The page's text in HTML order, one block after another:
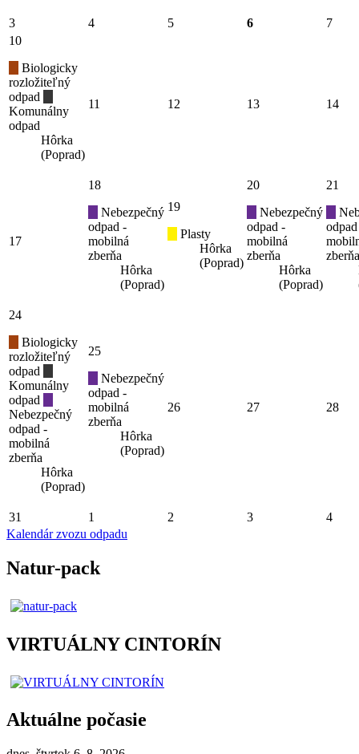
3 4 5 6
7
10
Biologicky
rozložiteľný
odpad
Komunálny
odpad
Hôrka
(Poprad)
11 12 13 14
17
18
Nebezpečný
odpad -
mobilná
zberňa
Hôrka
(Poprad)
19
Plasty
Hôrka
(Poprad)
20
Nebezpečný
odpad -
mobilná
zberňa
Hôrka
(Poprad)
21
zberňa
24
Biologicky
rozložiteľný
odpad
Komunálny
odpad
Nebezpečný
odpad -
mobilná
zberňa
Hôrka
(Poprad)
25
Nebezpečný
odpad -
mobilná
zberňa
Hôrka
(Poprad)
26 27 28
31 1 2 3
4
Kalendár zvozu odpadu
Natur-pack
VIRTUÁLNY CINTORÍN
Aktuálne počasie